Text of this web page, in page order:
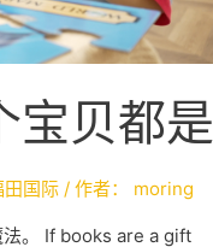
宝贝都是
国际 / 作者： moring
法。 If books are a gift